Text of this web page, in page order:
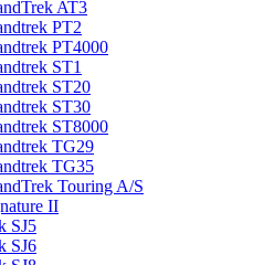
AT3
PT2
PT4000
ST1
ST20
ST30
ST8000
TG29
TG35
Touring A/S
II
SJ5
SJ6